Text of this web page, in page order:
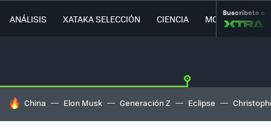
ANÁLISIS XATAKA SELECCIÓN CIENCIA MOVILIDAD
Suscríbete a
HOY SE HABLA DE
China Elon Musk Generación Z Eclipse